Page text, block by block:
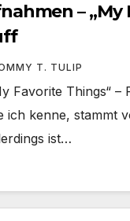
–
T. TULIP
Favorite Things“
ich kenne, stammt
ist…